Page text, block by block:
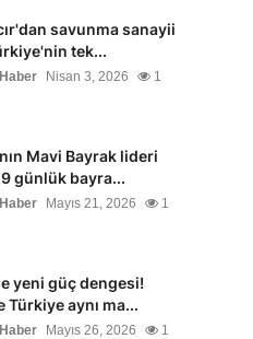
savunma sanayii
tek...
Nisan 3, 2026 1
Mavi Bayrak lideri
günlük bayra...
Mayıs 21, 2026 1
yeni güç dengesi!
Türkiye aynı ma...
Mayıs 26, 2026 1